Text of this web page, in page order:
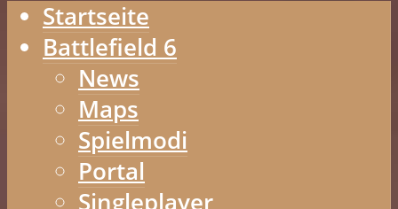
Startseite
Battlefield 6
News
Maps
Spielmodi
Portal
Singleplayer